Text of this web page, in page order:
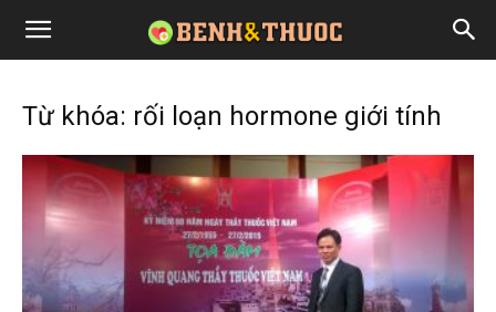
Từ khóa: rối loạn hormone giới tính